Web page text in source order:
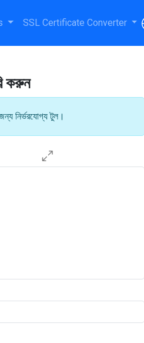
SSL Certificate Converter
করুন
নির্ভরযোগ্য টুল।